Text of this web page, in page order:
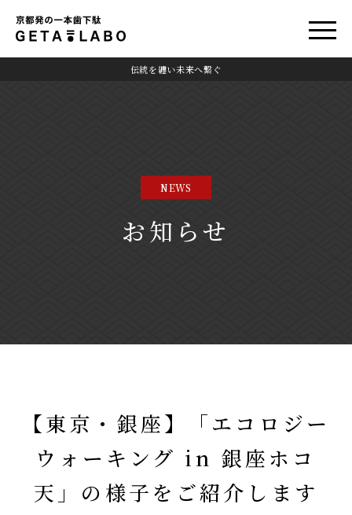
伝統を纏い未来へ繋ぐ
NEWS
お知らせ
【東京・銀座】「エコロジー
ウォーキング in 銀座ホコ
天」の様子をご紹介します